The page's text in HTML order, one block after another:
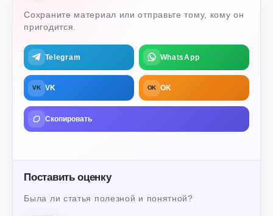
Сохраните материал или отправьте тому, кому он
пригодится.
Telegram WhatsApp
VK VK OK OK
Скопировать
Поставить оценку
Была ли статья полезной и понятной?